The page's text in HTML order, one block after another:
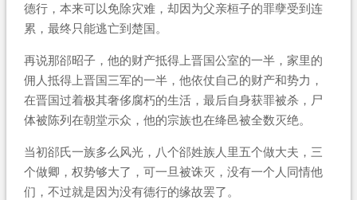
德行，本来可以免除灾难，却因为父亲桓子的罪孽受到连
累，最终只能逃亡到楚国。
再说那郤昭子，他的财产抵得上晋国公室的一半，家里的
佣人抵得上晋国三军的一半，他依仗自己的财产和势力，
在晋国过着极其奢侈腐朽的生活，最后自身获罪被杀，尸
体被陈列在朝堂示众，他的宗族也在绛邑被全数灭绝。
当初郤氏一族多么风光，八个郤姓族人里五个做大夫，三
个做卿，权势够大了，可一旦被诛灭，没有一个人同情他
们，不过就是因为没有德行的缘故罢了。